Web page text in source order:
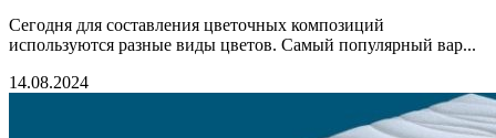
Сегодня для составления цветочных композиций
используются разные виды цветов. Самый популярный вар...
14.08.2024